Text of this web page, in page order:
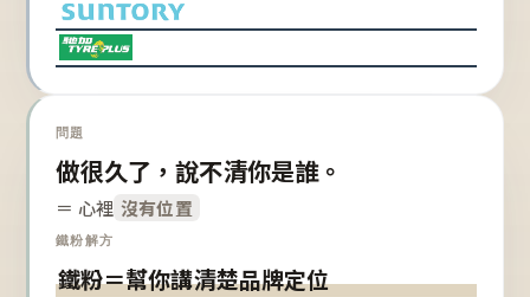
問題
做很久了，說不清你是誰。
＝ 心裡 沒有位置
鐵粉解方
鐵粉＝幫你講清楚品牌定位